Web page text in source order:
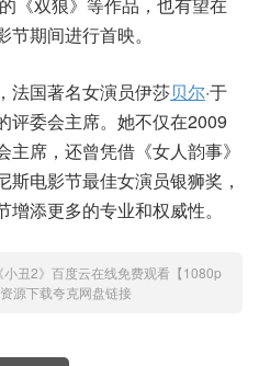
期间进行首映。
法国著名女演员伊莎贝尔·于
评委会主席。她不仅在2009
席，还曾凭借《女人韵事》
电影节最佳女演员银狮奖，
添更多的专业和权威性。
《小丑2》百度云在线免费观看【1080p
源下载夸克网盘链接